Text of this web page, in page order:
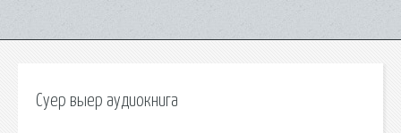
Суер выер аудиокнига